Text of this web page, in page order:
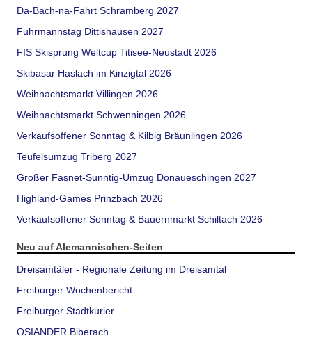
Da-Bach-na-Fahrt Schramberg 2027
Fuhrmannstag Dittishausen 2027
FIS Skisprung Weltcup Titisee-Neustadt 2026
Skibasar Haslach im Kinzigtal 2026
Weihnachtsmarkt Villingen 2026
Weihnachtsmarkt Schwenningen 2026
Verkaufsoffener Sonntag & Kilbig Bräunlingen 2026
Teufelsumzug Triberg 2027
Großer Fasnet-Sunntig-Umzug Donaueschingen 2027
Highland-Games Prinzbach 2026
Verkaufsoffener Sonntag & Bauernmarkt Schiltach 2026
Neu auf Alemannischen-Seiten
Dreisamtäler - Regionale Zeitung im Dreisamtal
Freiburger Wochenbericht
Freiburger Stadtkurier
OSIANDER Biberach